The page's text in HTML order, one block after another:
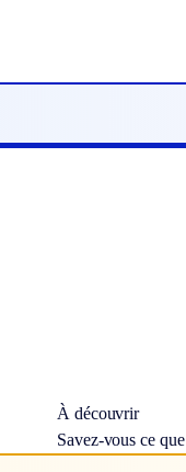
À découvrir
Savez-vous ce